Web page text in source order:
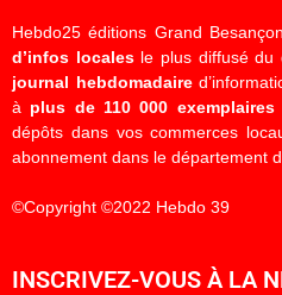
Hebdo25 éditions Grand
d’infos localesle plus diffusé du
journal hebdomadaire
à plus de 110 000 exemplaires
dépôts dans vos commerces
abonnement dans le département
©Copyright ©2022 Hebdo 39
INSCRIVEZ-VOUS À LA